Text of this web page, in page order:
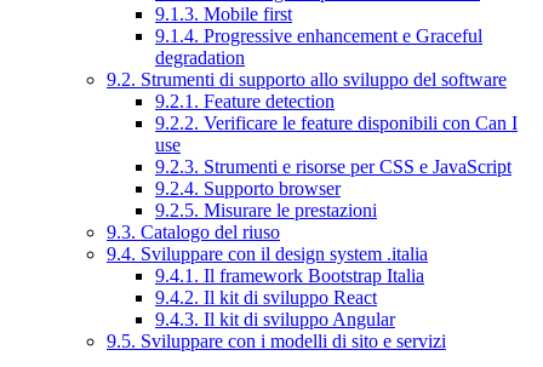
9.1.3. Mobile first
9.1.4. Progressive enhancement e Graceful
degradation
9.2. Strumenti di supporto allo sviluppo del software
9.2.1. Feature detection
9.2.2. Verificare le feature disponibili con Can I
use
9.2.3. Strumenti e risorse per CSS e JavaScript
9.2.4. Supporto browser
9.2.5. Misurare le prestazioni
9.3. Catalogo del riuso
9.4. Sviluppare con il design system .italia
9.4.1. Il framework Bootstrap Italia
9.4.2. Il kit di sviluppo React
9.4.3. Il kit di sviluppo Angular
9.5. Sviluppare con i modelli di sito e servizi